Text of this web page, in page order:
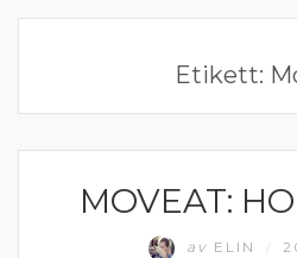
Etikett:
ÄTA UTEMOVEAT:
av ELIN